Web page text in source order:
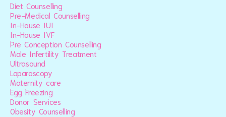
Diet Counselling
Pre-Medical Counselling
In-House IUI
In-House IVF
Pre Conception Counselling
Male Infertility Treatment
Ultrasound
Laparoscopy
Maternity care
Egg Freezing
Donor Services
Obesity Counselling